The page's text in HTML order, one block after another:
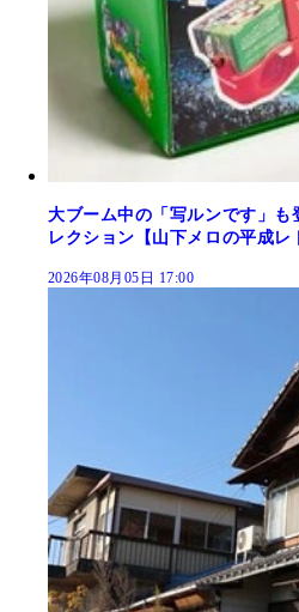
大ブーム中の「写ルンです」
レクション【山下メロの平成レ
2026年08月05日 17:00